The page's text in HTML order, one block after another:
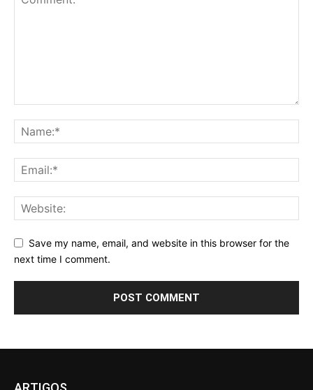
Save my name, email, and website in this browser for the
next time I comment.